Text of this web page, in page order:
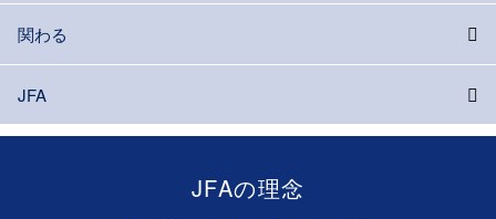
関わる
JFA
JFAの理念